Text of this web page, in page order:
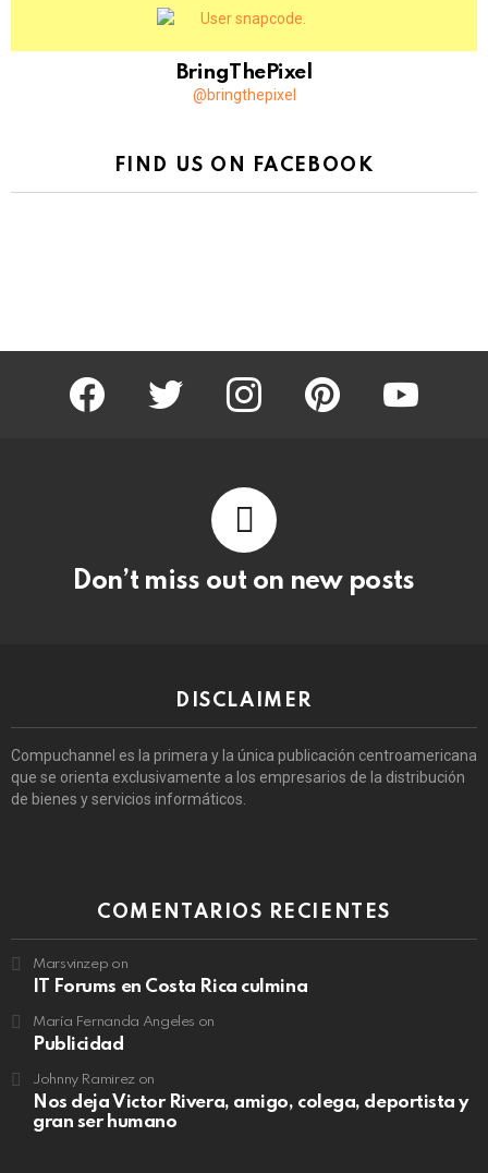
BringThePixel
@bringthepixel
FIND US ON FACEBOOK
facebook twitter instagram pinterest youtube
Don’t miss out on new posts
DISCLAIMER
Compuchannel es la primera y la única publicación centroamericana
que se orienta exclusivamente a los empresarios de la distribución
de bienes y servicios informáticos.
COMENTARIOS RECIENTES
Marsvinzep on
IT Forums en Costa Rica culmina
María Fernanda Angeles on
Publicidad
Johnny Ramirezon
Nos deja Victor Rivera, amigo, colega, deportista y
gran ser humano